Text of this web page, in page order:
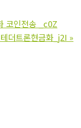
코인전송 _c0Z
더트론현금화_j2I »